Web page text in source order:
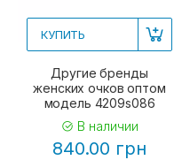
КУПИТЬ
Другие бренды
женских очков оптом
модель 4209s086
В наличии
840.00 грн